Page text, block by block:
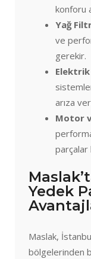
konforu
Yağ
ve
gerekir.
arıza
Motor
parçalar
Yedek
Maslak,
bölgelerinden